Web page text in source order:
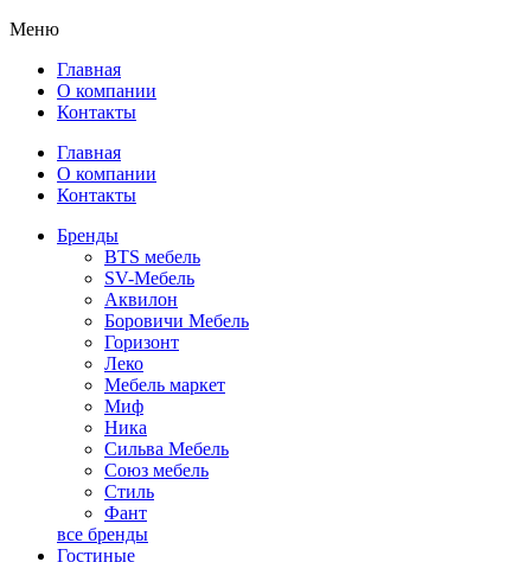
Меню
Главная
О компании
Контакты
Главная
О компании
Контакты
Бренды
BTS мебель
SV-Мебель
Аквилон
Боровичи Мебель
Горизонт
Леко
Мебель маркет
Миф
Ника
Сильва Мебель
Союз мебель
Стиль
Фант
все бренды
Гостиные